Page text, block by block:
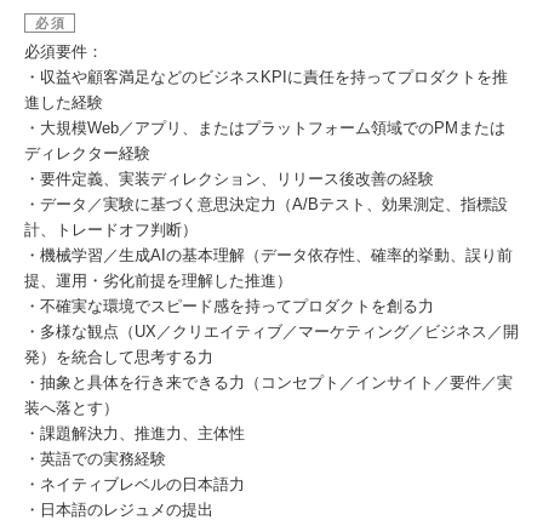
必須
必須要件：
・収益や顧客満足などのビジネスKPIに責任を持ってプロダクトを推
進した経験
・大規模Web／アプリ、またはプラットフォーム領域でのPMまたは
ディレクター経験
・要件定義、実装ディレクション、リリース後改善の経験
・データ／実験に基づく意思決定力（A/Bテスト、効果測定、指標設
計、トレードオフ判断）
・機械学習／生成AIの基本理解（データ依存性、確率的挙動、誤り前
提、運用・劣化前提を理解した推進）
・不確実な環境でスピード感を持ってプロダクトを創る力
・多様な観点（UX／クリエイティブ／マーケティング／ビジネス／開
発）を統合して思考する力
・抽象と具体を行き来できる力（コンセプト／インサイト／要件／実
装へ落とす）
・課題解決力、推進力、主体性
・英語での実務経験
・ネイティブレベルの日本語力
・日本語のレジュメの提出